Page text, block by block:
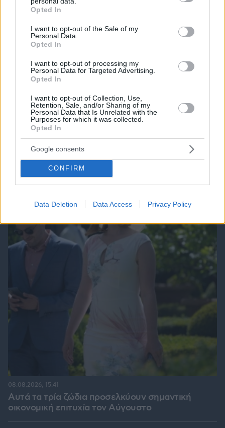
grant or deny consent to Google and its third-party tags to
use your data for below specified purposes in below Google
consent section.
Opted In
I want to opt-out of the Sale of my
Personal Data.
Opted In
I want to opt-out of processing my
Personal Data for Targeted Advertising.
Opted In
I want to opt-out of Collection, Use,
Retention, Sale, and/or Sharing of my
Personal Data that Is Unrelated with the
Purposes for which it was collected.
Opted In
Google consents
CONFIRM
Data Deletion Data Access Privacy Policy
Κυριάκος Μητσοτάκης: Το πρώτο μου και το
αγαπημένο μου αυτοκίνητο
08.08.2026, 09:31
Αυτά τα τρία ζώδια προσελκύουν σημαντική
οικονομική επιτυχία τον Αύγουστο
08.08.2026, 15:41